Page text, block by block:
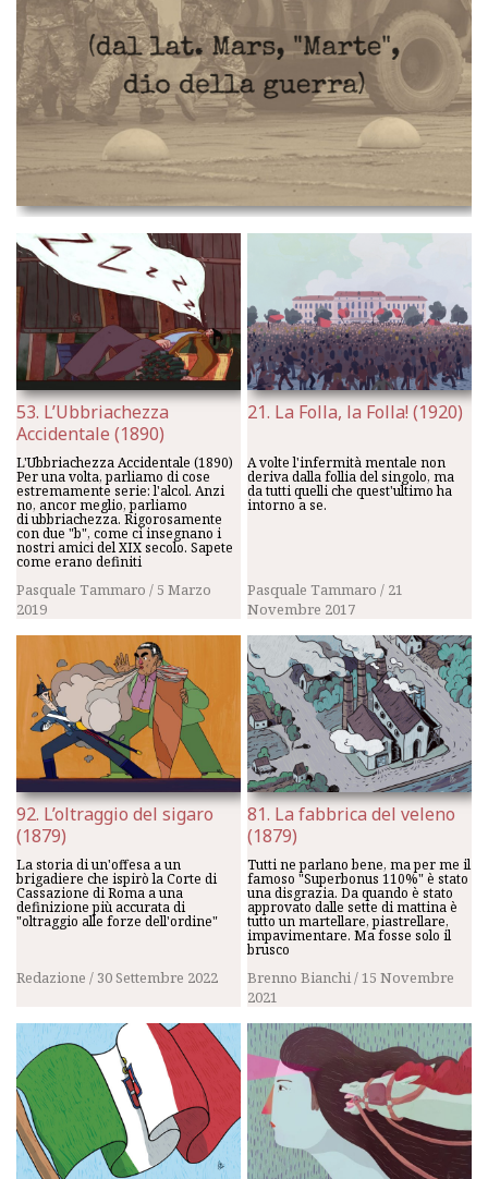
53. L’Ubbriachezza
Accidentale (1890)
L'Ubbriachezza Accidentale (1890)
Per una volta, parliamo di cose
estremamente serie: l'alcol. Anzi
no, ancor meglio, parliamo
di ubbriachezza. Rigorosamente
con due "b", come ci insegnano i
nostri amici del XIX secolo. Sapete
come erano definiti
Pasquale Tammaro / 5 Marzo
2019
21. La Folla, la Folla! (1920)
A volte l'infermità mentale non
deriva dalla follia del singolo, ma
da tutti quelli che quest'ultimo ha
intorno a se.
Pasquale Tammaro / 21
Novembre 2017
92. L’oltraggio del sigaro
(1879)
La storia di un'offesa a un
brigadiere che ispirò la Corte di
Cassazione di Roma a una
definizione più accurata di
"oltraggio alle forze dell'ordine"
Redazione / 30 Settembre 2022
81. La fabbrica del veleno
(1879)
Tutti ne parlano bene, ma per me il
famoso "Superbonus 110%" è stato
una disgrazia. Da quando è stato
approvato dalle sette di mattina è
tutto un martellare, piastrellare,
impavimentare. Ma fosse solo il
brusco
Brenno Bianchi/15 Novembre
2021